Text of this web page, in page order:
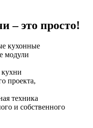
– это просто!
кухонные
модули
проекта,
техника
и собственного